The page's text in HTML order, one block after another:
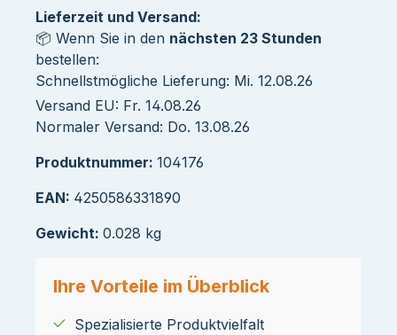
Lieferzeit und Versand:
📦 Wenn Sie in den nächsten 23 Stunden
bestellen:
Schnellstmögliche Lieferung: Mi. 12.08.26
Versand EU: Fr. 14.08.26
Normaler Versand: Do. 13.08.26
Produktnummer: 104176
EAN: 4250586331890
Gewicht: 0.028 kg
Ihre Vorteile im Überblick
Spezialisierte Produktvielfalt